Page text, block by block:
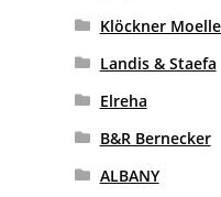
Klöckner
Landis & Staefa
Elreha
B&R Bernecker
ALBANY